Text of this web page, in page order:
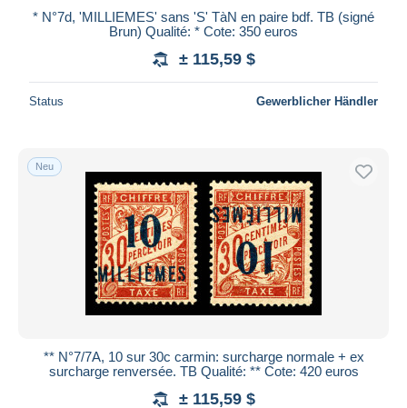
* N°7d, 'MILLIEMES' sans 'S' TàN en paire bdf. TB (signé
Brun) Qualité: * Cote: 350 euros
± 115,59 $
Status Gewerblicher Händler
Neu
** N°7/7A, 10 sur 30c carmin: surcharge normale + ex
surcharge renversée. TB Qualité: ** Cote: 420 euros
± 115,59 $